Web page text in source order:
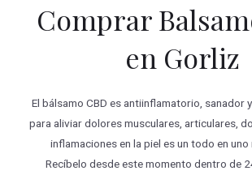
Comprar
en Gorliz
El bálsamo CBD es antiinflamatorio, sanador
para aliviar dolores musculares, articulares,
inflamaciones en la piel es un todo en
Recíbelo desde este momento dentro de